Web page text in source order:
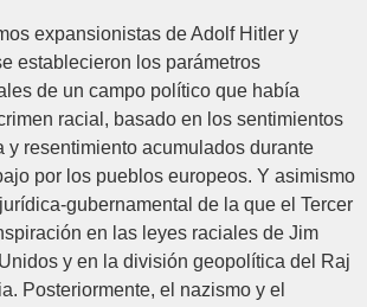
expansionistas de Adolf Hitler y
establecieron los parámetros
de un campo político que había
racial, basado en los sentimientos
y resentimiento acumulados durante
por los pueblos europeos. Y asimismo
gubernamental de la que el Tercer
en las leyes raciales de Jim
y en la división geopolítica del Raj
Posteriormente, el nazismo y el